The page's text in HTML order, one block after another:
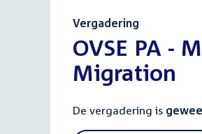
Vergadering
:OVSE PA -
Migration
De vergadering is